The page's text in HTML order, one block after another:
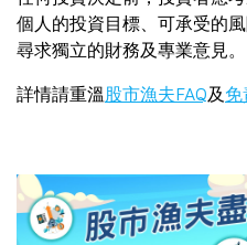
個人的投資目標、可承受的
尋求獨立的財務及專業意見。
詳情請重溫 股市漁夫FAQ及 免